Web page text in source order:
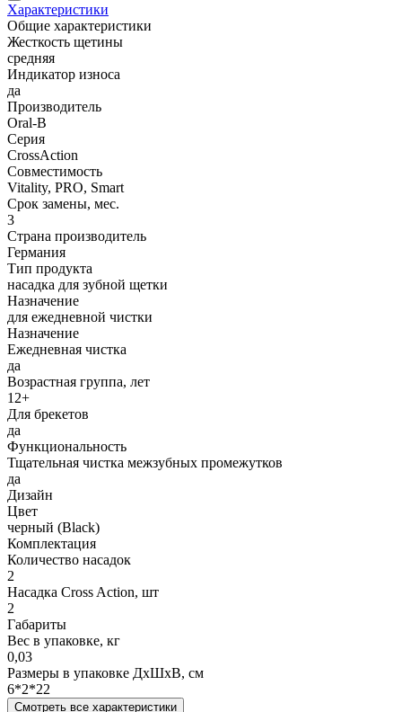
Характеристики
Общие характеристики
Жесткость щетины
средняя
Индикатор износа
да
Производитель
Oral-B
Серия
CrossAction
Совместимость
Vitality, PRO, Smart
Срок замены, мес.
3
Страна производитель
Германия
Тип продукта
насадка для зубной щетки
Назначение
для ежедневной чистки
Назначение
Ежедневная чистка
да
Возрастная группа, лет
12+
Для брекетов
да
Функциональность
Тщательная чистка межзубных промежутков
да
Дизайн
Цвет
черный (Black)
Комплектация
Количество насадок
2
Насадка Cross Action, шт
2
Габариты
Вес в упаковке, кг
0,03
Размеры в упаковке ДxШxВ, см
6*2*22
Смотреть все характеристики